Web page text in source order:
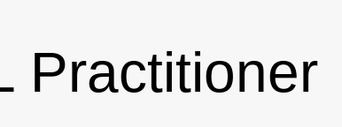
Practitioner